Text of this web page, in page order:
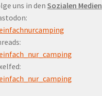
uns in denSozialen Medien